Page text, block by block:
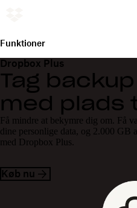
Funktioner
Dropbox Plus
Tag
med plads
Få mindre at bekymre dig om. Få
dine personlige data, og 2.000 GB
med Dropbox Plus.
Køb nu